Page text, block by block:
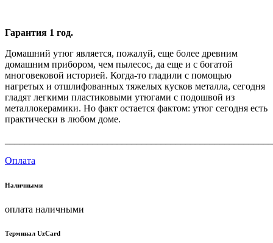
Гарантия 1 год.
Домашний утюг является, пожалуй, еще более древним
домашним прибором, чем пылесос, да еще и с богатой
многовековой историей. Когда-то гладили с помощью
нагретых и отшлифованных тяжелых кусков металла, сегодня
гладят легкими пластиковыми утюгами с подошвой из
металлокерамики. Но факт остается фактом: утюг сегодня есть
практически в любом доме.
Оплата
Наличными
оплата наличными
Терминал UzCard